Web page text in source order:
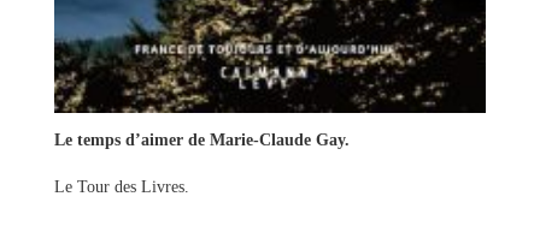
Le temps d’aimer de Marie-Claude Gay.
Le Tour des Livres.